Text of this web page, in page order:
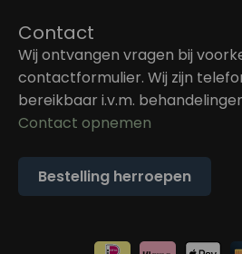
Contact
Wij ontvangen vragen bij
contactformulier. Wij zijn
bereikbaar i.v.m.
Contact opnemen
Bestelling herroepen